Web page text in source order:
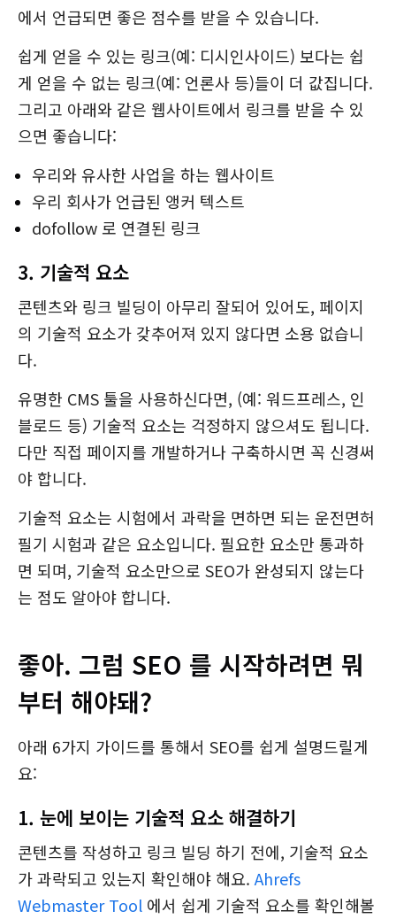
에서 언급되면 좋은 점수를 받을 수 있습니다.
쉽게 얻을 수 있는 링크(예: 디시인사이드) 보다는 쉽
게 얻을 수 없는 링크(예: 언론사 등)들이 더 값집니다.
그리고 아래와 같은 웹사이트에서 링크를 받을 수 있
으면 좋습니다:
우리와 유사한 사업을 하는 웹사이트
우리 회사가 언급된 앵커 텍스트
dofollow 로 연결된 링크
3. 기술적 요소
콘텐츠와 링크 빌딩이 아무리 잘되어 있어도, 페이지
의 기술적 요소가 갖추어져 있지 않다면 소용 없습니
다.
유명한 CMS 툴을 사용하신다면, (예: 워드프레스, 인
블로드 등) 기술적 요소는 걱정하지 않으셔도 됩니다.
다만 직접 페이지를 개발하거나 구축하시면 꼭 신경써
야 합니다.
기술적 요소는 시험에서 과락을 면하면 되는 운전면허
필기 시험과 같은 요소입니다. 필요한 요소만 통과하
면 되며, 기술적 요소만으로 SEO가 완성되지 않는다
는 점도 알아야 합니다.
좋아. 그럼 SEO 를 시작하려면 뭐
부터 해야돼?
아래 6가지 가이드를 통해서 SEO를 쉽게 설명드릴게
요:
1. 눈에 보이는 기술적 요소 해결하기
콘텐츠를 작성하고 링크 빌딩 하기 전에, 기술적 요소
가 과락되고 있는지 확인해야 해요. Ahrefs
Webmaster Tool 에서 쉽게 기술적 요소를 확인해볼